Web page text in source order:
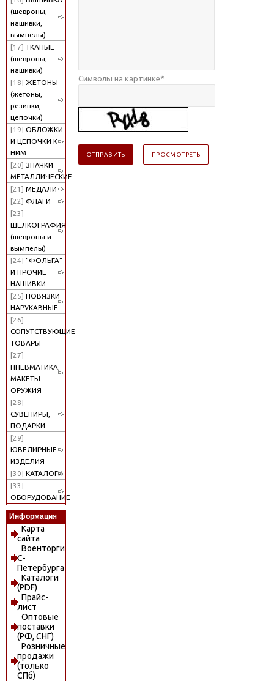
(шевроны,
нашивки,
вымпелы)
[17] ТКАНЫЕ
(шевроны,
нашивки)
[18] ЖЕТОНЫ
(жетоны,
резинки,
цепочки)
[19] ОБЛОЖКИ
И ЦЕПОЧКИ К
НИМ
[20] ЗНАЧКИ
МЕТАЛЛИЧЕСКИЕ
[21] МЕДАЛИ
[22] ФЛАГИ
[23]
ШЕЛКОГРАФИЯ
(шевроны и
вымпелы)
[24] "ФОЛЬГА"
И ПРОЧИЕ
НАШИВКИ
[25] ПОВЯЗКИ
НАРУКАВНЫЕ
[26]
СОПУТСТВУЮЩИЕ
ТОВАРЫ
[27]
ПНЕВМАТИКА,
МАКЕТЫ
ОРУЖИЯ
[28]
СУВЕНИРЫ,
ПОДАРКИ
[29]
ЮВЕЛИРНЫЕ
ИЗДЕЛИЯ
[30] КАТАЛОГИ
[33]
ОБОРУДОВАНИЕ
Информация
Карта
сайта
Военторги
С-
Петербурга
Каталоги
(PDF)
Прайс-
лист
Оптовые
поставки
(РФ, СНГ)
Розничные
продажи
(только
СПб)
Символы на картинке*